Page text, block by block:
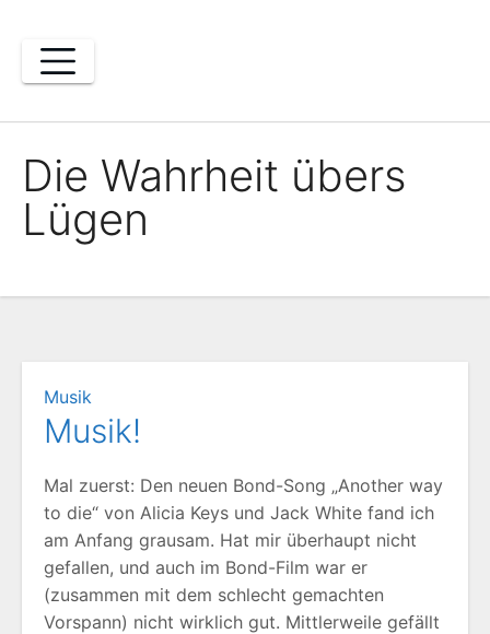
springen
Die Wahrheit übers
Lügen
Musik
Musik!
Mal zuerst: Den neuen Bond-Song „Another way
to die“ von Alicia Keys und Jack White fand ich
am Anfang grausam. Hat mir überhaupt nicht
gefallen, und auch im Bond-Film war er
(zusammen mit dem schlecht gemachten
Vorspann) nicht wirklich gut. Mittlerweile gefällt